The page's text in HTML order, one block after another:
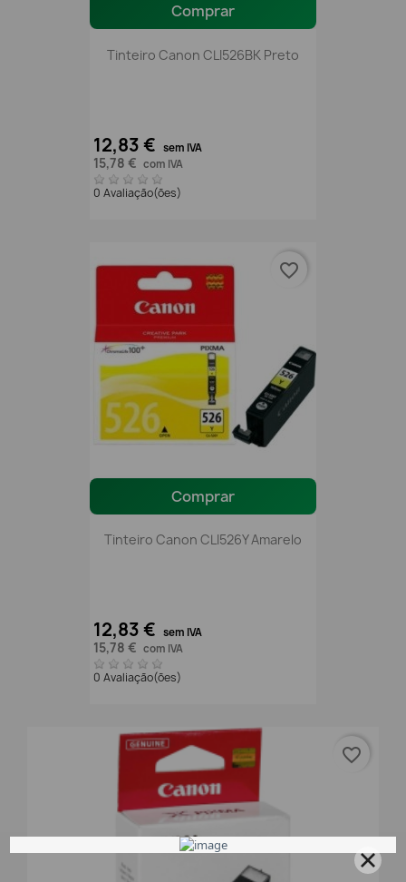
Comprar
Tinteiro Canon CLI526BK Preto
12,83 € sem IVA
15,78 € com IVA
0 Avaliação(ões)
Comprar
Tinteiro Canon CLI526Y Amarelo
12,83 € sem IVA
15,78 € com IVA
0 Avaliação(ões)
favorite_border
favorite_border